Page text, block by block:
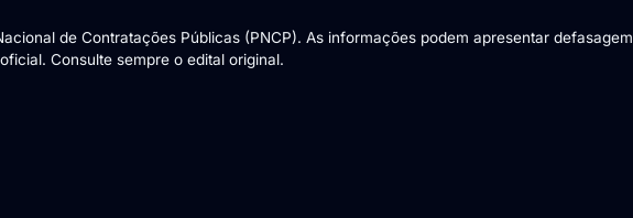
de Contratações Públicas (PNCP). As informações podem apresentar defasagem
Consulte sempre o edital original.